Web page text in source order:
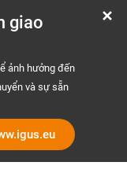
giao
ảnh hưởng đến
và sự sẵn